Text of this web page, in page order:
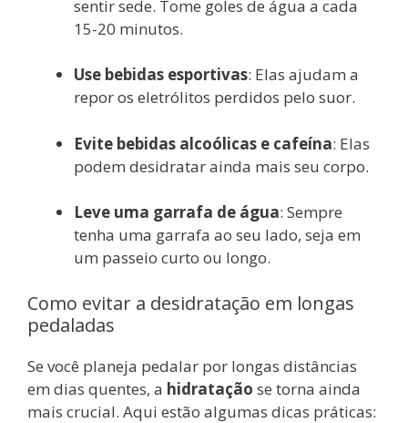
sentir sede. Tome goles de água a cada
15-20 minutos.
Use bebidas esportivas: Elas ajudam a
repor os eletrólitos perdidos pelo suor.
Evite bebidas alcoólicas e cafeína: Elas
podem desidratar ainda mais seu corpo.
Leve uma garrafa de água: Sempre
tenha uma garrafa ao seu lado, seja em
um passeio curto ou longo.
Como evitar a desidratação em longas
pedaladas
Se você planeja pedalar por longas distâncias
em dias quentes, a hidratação se torna ainda
mais crucial. Aqui estão algumas dicas práticas: